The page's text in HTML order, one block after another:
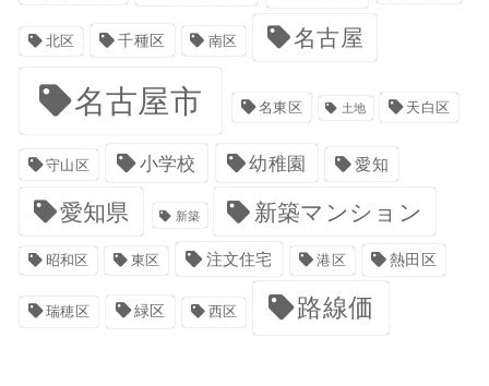
北区 千種区 南区 名古屋
名古屋市 名東区 土地 天白区
守山区 小学校 幼稚園 愛知
愛知県 新築 新築マンション
昭和区 東区 注文住宅 港区 熱田区
瑞穂区 緑区 西区 路線価